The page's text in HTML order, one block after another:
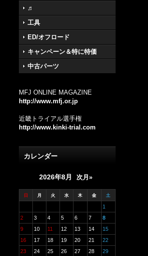
♬
工具
ED/オフロード
キャンペーン＆特に特価
中古パーツ
MFJ ONLINE MAGAZINE
http://www.mfj.or.jp
近畿トライアル選手権
http://www.kinki-trial.com
カレンダー
2026年8月 次月»
日 月 火 水 木 金 土
1
2
3 4 5 6 7
8
9
10 11 12 13 14
15
16
17 18 19 20 21
22
23
24 25 26 27 28
29